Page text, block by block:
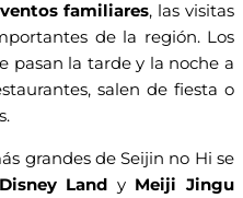
familiares, las visitas
de la región. Los
pasan la tarde y la noche a
salen de fiesta o
.
grandes de Seijin no Hi se
Disney Land y Meiji Jingu